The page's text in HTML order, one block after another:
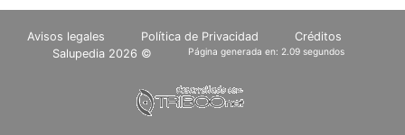
Avisos legales Política de Privacidad
Créditos
Salupedia 2026 ©
Página generada en: 2.09 segundos